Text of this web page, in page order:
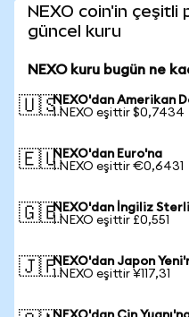
NEXO coin'in
güncel kuru
NEXO kuru bugün ne
🇺🇸NEXO'dan Amerikan
1 NEXO eşittir $0,7434
🇪🇺NEXO'dan Euro'na
1 NEXO eşittir €0,6431
🇬🇧NEXO'dan İngiliz
1 NEXO eşittir £0,551
🇯🇵NEXO'dan Japon
1 NEXO eşittir ¥117,31